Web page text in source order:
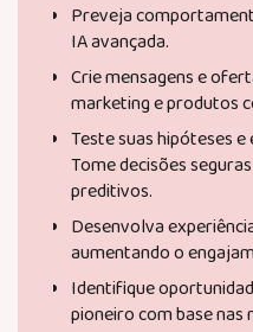
Preveja
IA avançada.
Crie mensagens e
marketing e produtos
Teste suas hipóteses
Tome decisões
preditivos.
Desenvolva
aumentando o
Identifique
pioneiro com base nas